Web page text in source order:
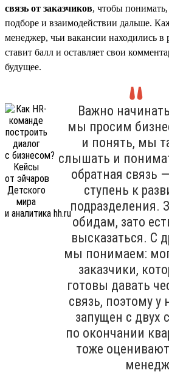
связь от заказчиков, чтобы
подборе и взаимодействии дальше.
менеджер, чьи вакансии находились в
ставит балл и оставляет свои
будущее.
Важно
мы просим
и понять, мы
слышать и
обратная связь
ступень к
подразделения.
обидам, зато
высказаться. С
мы понимаем:
заказчики,
готовы давать
связь, поэтому у
запущен с двух
по окончании
тоже